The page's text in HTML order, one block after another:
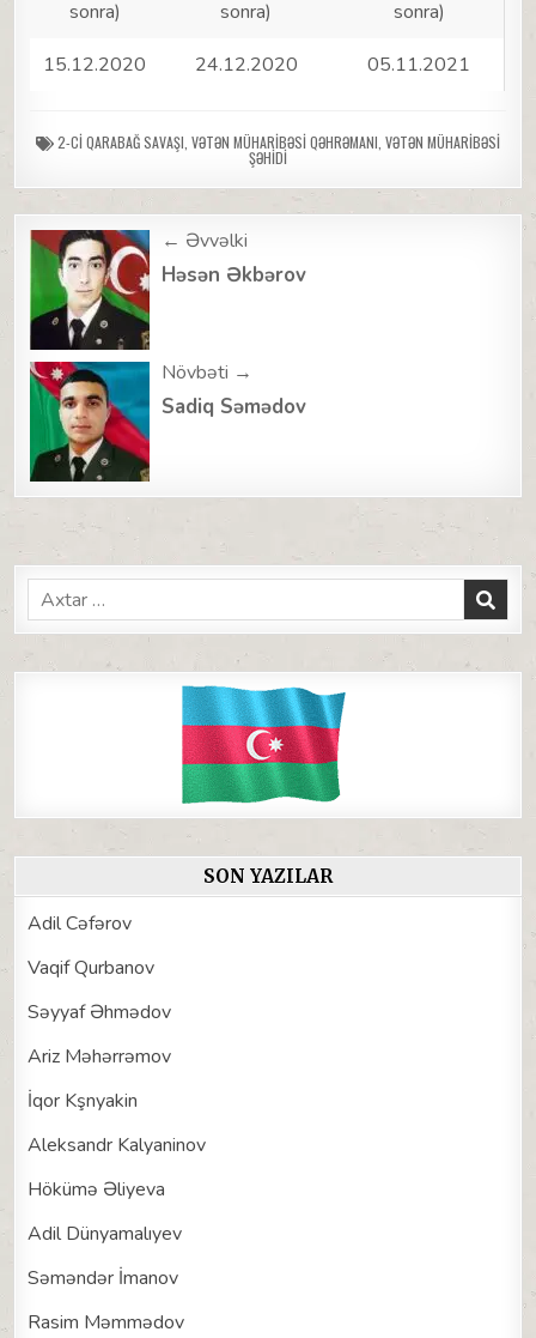
sonra) sonra)
sonra)
15.12.2020
24.12.2020 05.11.2021
2-CI QARABAĞ SAVAŞI VƏTƏN MÜHARIBƏSI QƏHRƏMANI VƏTƏN MÜHARIBƏSI
ŞƏHIDI
Post
navigation
← Əvvəlki
Həsən Əkbərov
Növbəti →
Sadiq Səmədov
Search
for:
SON YAZILAR
Adil Cəfərov
Vaqif Qurbanov
Səyyaf Əhmədov
Ariz Məhərrəmov
İqor Kşnyakin
Aleksandr Kalyaninov
Hökümə Əliyeva
Adil Dünyamalıyev
Səməndər İmanov
Rasim Məmmədov